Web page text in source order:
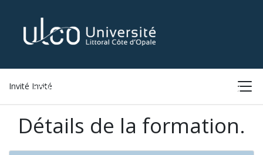
Invité Invité
ACCUEIL CONNEXION
Détails de la formation.